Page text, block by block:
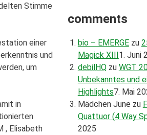
Stimme
einer
und
um
in
, Elisabeth
comments
bio – EMERGEzu
Magick XIII1. Juni
debilHQzu WGT
Unbekanntes und
Highlights7. Mai
Mädchen June zu
Quattuor (4 Way
2025